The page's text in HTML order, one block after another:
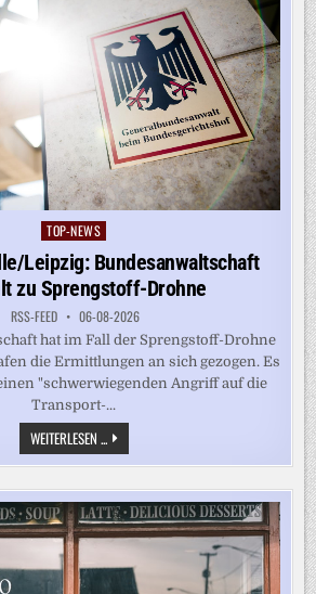
Posted
in
TOP-NEWS
Leipzig: Bundesanwaltschaft
zu Sprengstoff-Drohne
RSS-FEED 06-08-2026
hat im Fall der Sprengstoff-Drohne
die Ermittlungen an sich gezogen. Es
"schwerwiegenden Angriff auf die
Transport-...
WEITERLESEN ... FLUGHAFEN
HALLE/LEIPZIG:
BUNDESANWALTSCHAFT
ZU
SPRENGSTOFF-
DROHNE